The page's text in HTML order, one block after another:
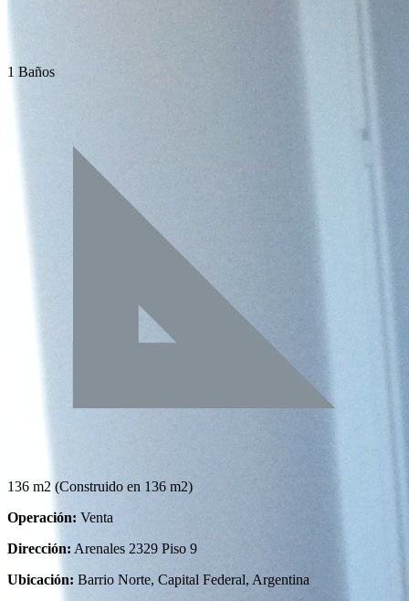
1 Baños
136 m2 (Construido en 136 m2)
Operación: Venta
Dirección: Arenales 2329 Piso 9
Ubicación: Barrio Norte, Capital Federal, Argentina